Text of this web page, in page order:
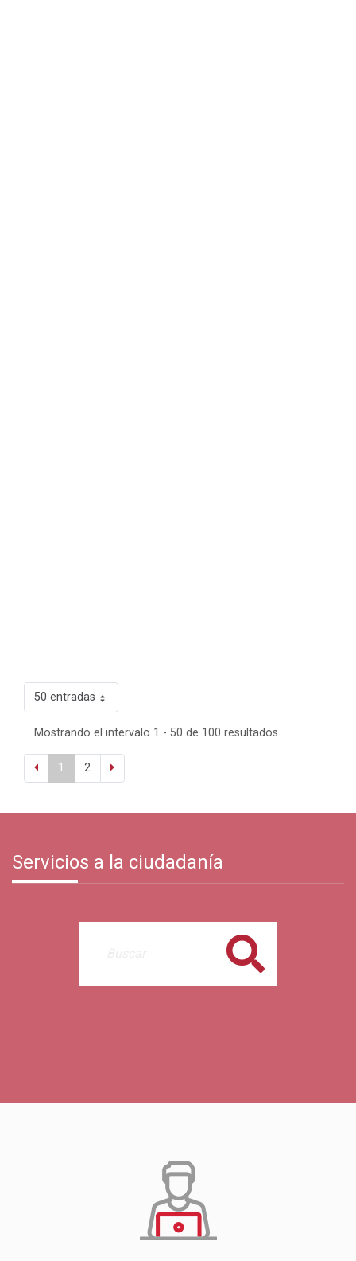
50 entradas
Mostrando el intervalo 1 - 50 de 100 resultados.
1 2
Servicios a la ciudadanía
Buscar